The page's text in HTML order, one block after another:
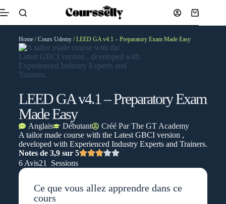
Home/Cours Udemy/ LEED GA v4.1 – Preparatory Exam Made Easy
LEED GA v4.1 – Preparatory Exam
Made Easy
Anglais Débutant Créé ParThe GT Academy
A tailor made course with the Latest GBCI version ,
developed with Experienced Industry Experts and Trainers.
Notes de 3,9 sur 5
6 Avis21 Sessions
Ce que vous allez apprendre dans ce
cours